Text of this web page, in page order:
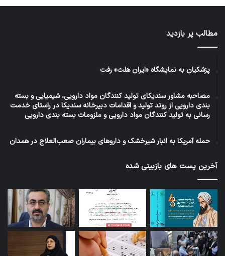
مطالب پر بازدید
پزشکیان به نمایشگاه «ایران هلث» رفت
مصاحبه مشاور سندیکای تولید کنندگان مواد دارویی، شیمیایی و بسته
بندی دارویی از روند تولید و اقدامات دبیرخانه سندیکا در راستای خدمت
رسانی به تولید کنندگان مواد دارویی و ملزومات بسته بندی دارویی
حمله آمریکا به انبار شیرخشک و داروهای بیماران صعب‌العلاج در همدان
آخرین پست های بازبینی شده